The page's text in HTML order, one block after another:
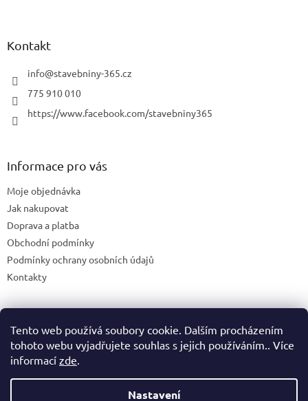
Tento web používá soubory cookie. Dalším procházením
tohoto webu vyjadřujete souhlas s jejich používáním.. Více
informací zde.
Nastavení
Kontakt
info@stavebniny-365.cz
775 910 010
https://www.facebook.com/stavebniny365
Informace pro vás
Moje objednávka
Jak nakupovat
Doprava a platba
Obchodní podmínky
Podmínky ochrany osobních údajů
Kontakty
Blog
Vytvořil Shoptet